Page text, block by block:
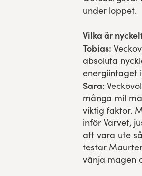
under loppet.
Vilka är
Tobias:
absoluta
energiintaget
Sara:
många mil
viktig faktor.
inför Varvet,
att vara ute
testar
vänja magen